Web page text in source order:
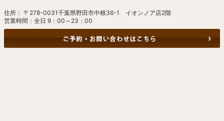
住所： 〒278-0031千葉県野田市中根36-1 イオンノア店2階
営業時間：全日 9：00～23：00